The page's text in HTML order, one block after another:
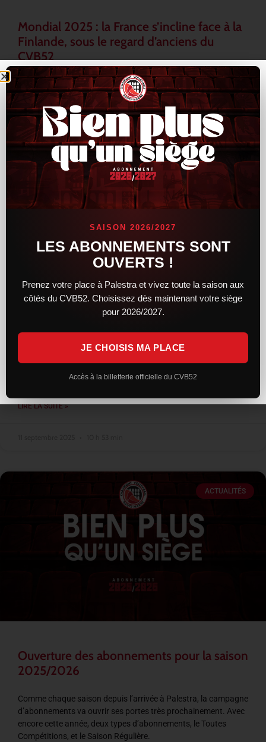
Mondial 2025 : la France s’incline face à la
Finlande, sous le regard d’anciens du
CVB52
L’Équipe de France a connu un revers inattendu lors du
Mondial 2025, en s’inclinant face à la Finlande au terme d’une
rencontre tendue et indécise. Les Bleus, pourtant armés de
LIRE LA SUITE »
16 septembre 2025 15 h 33 min
Les entraînements bientôt ouverts au
Alors que la reprise a lieu mi août pour les premiers arrivants
cette saison, comme à son habitude, le club n’a pas ouvert les
entraînements au public. Seuls quelques privilégiés
LIRE LA SUITE »
ACTUALITÉS
Ouverture des abonnements pour la saison
2025/2026
Comme chaque saison depuis l’arrivée à Palestra, la campagne
d’abonnements va ouvrir ses portes très prochainement. Avec
encore cette année, deux types d’abonnements, le Toutes
Compétitions, et le Saison Régulière.
SAISON 2026/2027
LES ABONNEMENTS SONT
OUVERTS !
Prenez votre place à Palestra et vivez toute la saison aux
côtés du CVB52. Choisissez dès maintenant votre siège
pour 2026/2027.
JE CHOISIS MA PLACE
Accès à la billetterie officielle du CVB52